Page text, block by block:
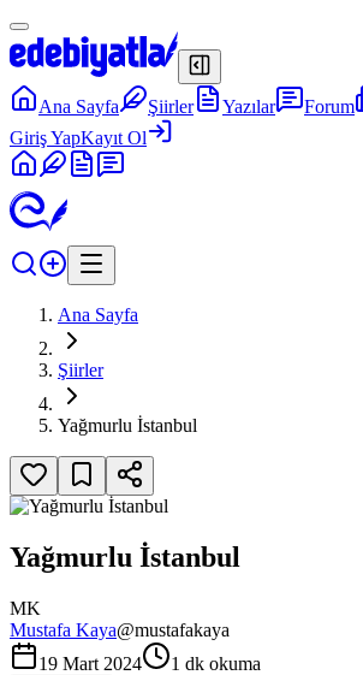
Ana Sayfa Şiirler Yazılar Forum
Giriş YapKayıt Ol
Ana Sayfa
Şiirler
Yağmurlu İstanbul
Yağmurlu İstanbul
MK
Mustafa Kaya@mustafakaya
19 Mart 2024
1 dk okuma